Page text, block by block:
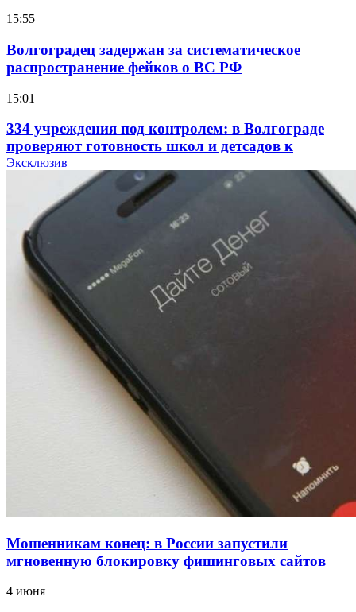
15:55
Волгоградец задержан за систематическое
распространение фейков о ВС РФ
15:01
334 учреждения под контролем: в Волгограде
проверяют готовность школ и детсадов к
учебному году
Покушение на убийство в Волгограде: девушка
напала на незнакомую женщину с ножом
12:39
Сладкий праздник в Волгограде: в Центральном
парке прошёл фестиваль „Арбузный переполох“
Волгоградские компании нарастили экспорт:
заключены контракты на 3,6 млн долларов
Эксклюзив
Мошенникам конец: в России запустили
мгновенную блокировку фишинговых сайтов
4 июня